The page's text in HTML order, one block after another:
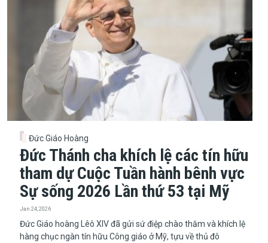
Đức Giáo Hoàng
Đức Thánh cha khích lệ các tín hữu
tham dự Cuộc Tuần hành bênh vực
Sự sống 2026 Lần thứ 53 tại Mỹ
Jan 24, 2026
​​​​​​​Đức Giáo hoàng Lêô XIV đã gửi sứ điệp chào thăm và khích lệ
hàng chục ngàn tín hữu Công giáo ở Mỹ, tựu về thủ đô